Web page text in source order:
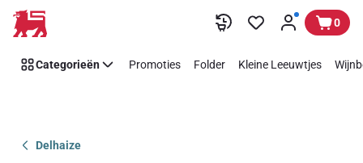
Overslaan 0
Categorieën Promoties Folder Kleine Leeuwtjes
Delhaize